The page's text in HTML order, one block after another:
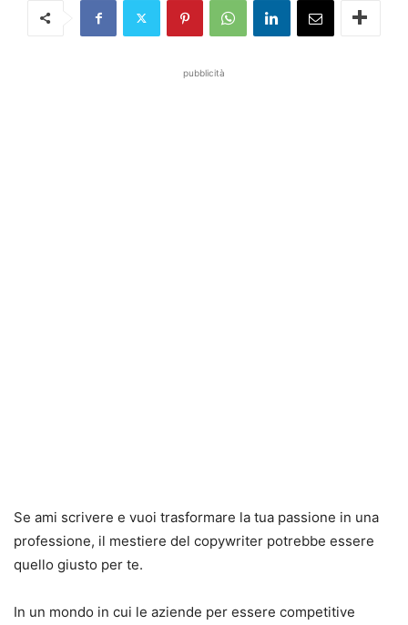
pubblicità
Se ami scrivere e vuoi trasformare la tua passione in una
professione, il mestiere del copywriter potrebbe essere
quello giusto per te.
In un mondo in cui le aziende per essere competitive